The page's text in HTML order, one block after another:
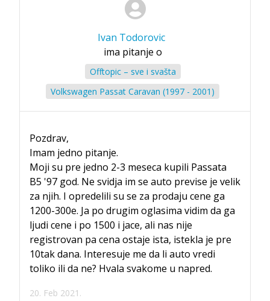
Ivan Todorovic
ima pitanje o
Offtopic – sve i svašta
Volkswagen Passat Caravan (1997 - 2001)
Pozdrav,
Imam jedno pitanje.
Moji su pre jedno 2-3 meseca kupili Passata
B5 '97 god. Ne svidja im se auto previse je velik
za njih. I opredelili su se za prodaju cene ga
1200-300e. Ja po drugim oglasima vidim da ga
ljudi cene i po 1500 i jace, ali nas nije
registrovan pa cena ostaje ista, istekla je pre
10tak dana. Interesuje me da li auto vredi
toliko ili da ne? Hvala svakome u napred.
20. Feb 2021.